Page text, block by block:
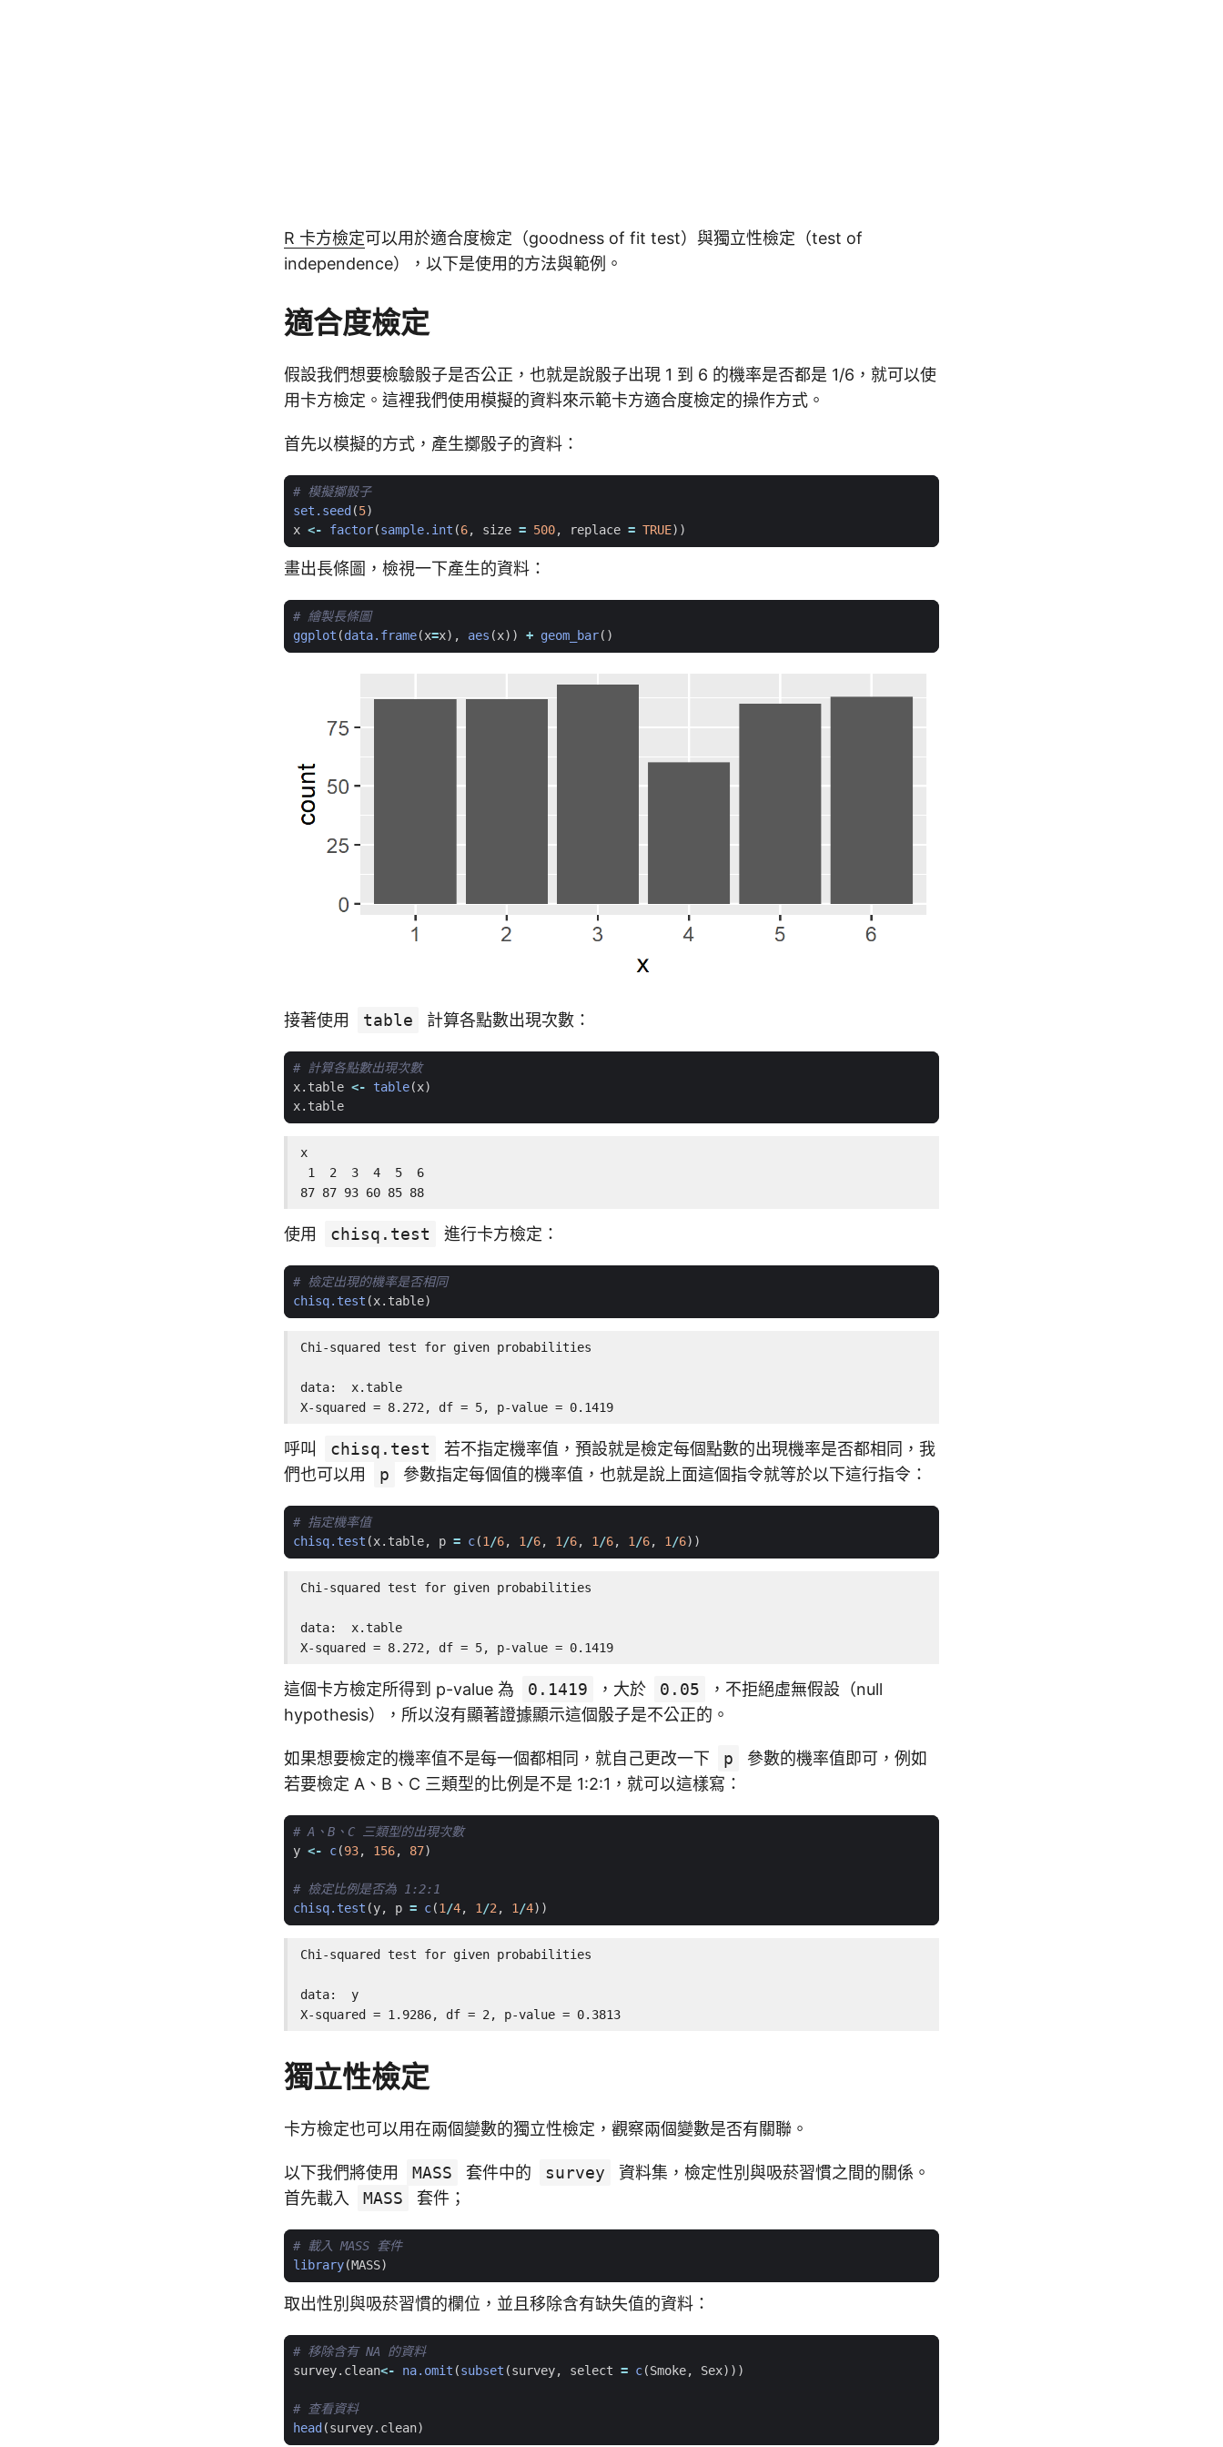
R 卡方檢定可以用於適合度檢定（goodness of fit test）與獨立性檢定（test of
independence），以下是使用的方法與範例。
適合度檢定
假設我們想要檢驗骰子是否公正，也就是說骰子出現 1 到 6 的機率是否都是 1/6，就可以使
用卡方檢定。這裡我們使用模擬的資料來示範卡方適合度檢定的操作方式。
首先以模擬的方式，產生擲骰子的資料：
# 模擬擲骰子
set.seed (5)
x <- factor(sample.int (6, size = 500, replace = TRUE))
畫出長條圖，檢視一下產生的資料：
# 繪製長條圖
ggplot (data.frame(x=x), aes (x)) + geom_bar()
接著使用 table 計算各點數出現次數：
# 計算各點數出現次數
x.table <- table(x)
x.table
x
1  2  3  4  5  6
87 87 93 60 85 88
使用 chisq.test 進行卡方檢定：
# 檢定出現的機率是否相同
chisq.test (x.table)
Chi-squared test for given probabilities
data:  x.table
X-squared = 8.272, df = 5, p-value = 0.1419
呼叫 chisq.test
若不指定機率值，預設就是檢定每個點數的出現機率是否都相同，我
們也可以用
p 參數指定每個值的機率值，也就是說上面這個指令就等於以下這行指令：
# 指定機率值
chisq.test (x.table, p = c(1/6, 1/6, 1/6, 1/6, 1/6, 1/6))
Chi-squared test for given probabilities
data:  x.table
X-squared = 8.272, df = 5, p-value = 0.1419
這個卡方檢定所得到 p-value 為 0.1419 ，大於 0.05
，不拒絕虛無假設（null
hypothesis），所以沒有顯著證據顯示這個骰子是不公正的。
如果想要檢定的機率值不是每一個都相同，就自己更改一下 p
參數的機率值即可，例如
若要檢定 A、B、C 三類型的比例是不是 1:2:1，就可以這樣寫：
# A、B、C 三類型的出現次數
y <- c(93, 156, 87)
# 檢定比例是否為 1:2:1
chisq.test (y, p = c(1/4, 1/2, 1/4))
Chi-squared test for given probabilities
data:  y
X-squared = 1.9286, df = 2, p-value = 0.3813
獨立性檢定
卡方檢定也可以用在兩個變數的獨立性檢定，觀察兩個變數是否有關聯。
以下我們將使用 MASS 套件中的 survey
資料集，檢定性別與吸菸習慣之間的關係。
首先載入
MASS 套件；
# 載入 MASS 套件
library(MASS)
取出性別與吸菸習慣的欄位，並且移除含有缺失值的資料：
# 移除含有 NA 的資料
survey.clean<- na.omit (subset (survey, select = c(Smoke, Sex)))
# 查看資料
head (survey.clean)